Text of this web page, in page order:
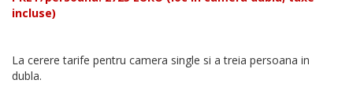
incluse)
La cerere tarife pentru camera single si a treia persoana in
dubla.